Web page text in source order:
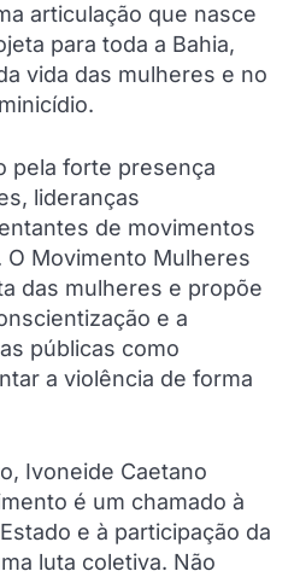
articulação que nasce
para toda a Bahia,
vida das mulheres e no
pela forte presença
lideranças
de movimentos
O Movimento Mulheres
das mulheres e propõe
e a
públicas como
a violência de forma
Ivoneide Caetano
é um chamado à
e à participação da
luta coletiva. Não